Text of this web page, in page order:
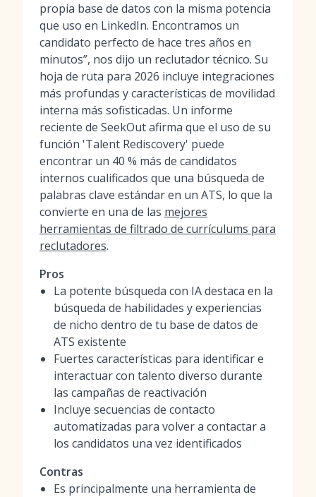
propia base de datos con la misma potencia
que uso en LinkedIn. Encontramos un
candidato perfecto de hace tres años en
minutos”, nos dijo un reclutador técnico. Su
hoja de ruta para 2026 incluye integraciones
más profundas y características de movilidad
interna más sofisticadas. Un informe
reciente de SeekOut afirma que el uso de su
función 'Talent Rediscovery' puede
encontrar un 40 % más de candidatos
internos cualificados que una búsqueda de
palabras clave estándar en un ATS, lo que la
convierte en una de las mejores
herramientas de filtrado de currículums para
reclutadores.
Pros
La potente búsqueda con IA destaca en la
búsqueda de habilidades y experiencias
de nicho dentro de tu base de datos de
ATS existente
Fuertes características para identificar e
interactuar con talento diverso durante
las campañas de reactivación
Incluye secuencias de contacto
automatizadas para volver a contactar a
los candidatos una vez identificados
Contras
Es principalmente una herramienta de